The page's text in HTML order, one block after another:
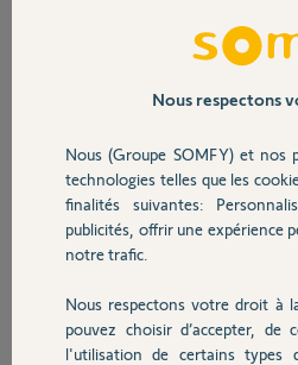
Sécurité
Domotique
Chauffage
Je voudrai savoir si le Récepteur
avec les ampoules à incandescence
Merci d'avance pour vos réponses,
Guillaume C.
il y a environ un mois
Participer au fil
Réponses
Nous respectons
Nous (Groupe SOMFY) et nos
technologies telles que les
finalités suivantes:
publicités, offrir une expérience
notre trafic.
Nous respectons votre droit à
pouvez choisir d’accepter,
l'utilisation de certains types